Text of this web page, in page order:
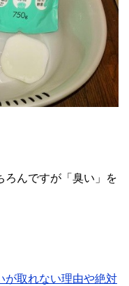
ろんですが「臭い」を
が取れない理由や絶対